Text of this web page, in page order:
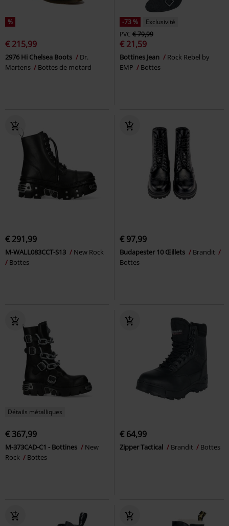
%
€ 215,99
2976 Hi Chelsea Boots
Dr.
Martens
Bottes de motard
-73 %
Exclusivité
PVC € 79,99
€ 21,59
Bottines Jean
Rock Rebel by
EMP
Bottes
€ 291,99
M-WALL083CCT-S13
New Rock
Bottes
€ 97,99
Budapester 10 Œillets
Brandit
Bottes
Détails métalliques
€ 367,99
M-373CAD-C1 - Bottines
New
Rock
Bottes
€ 64,99
Zipper Tactical Brandit Bottes